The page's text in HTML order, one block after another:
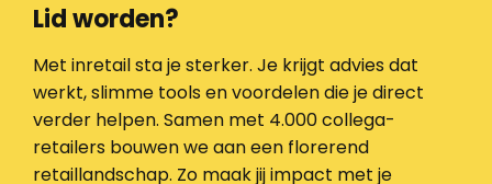
Lid worden?
Met inretail sta je sterker. Je krijgt advies dat
werkt, slimme tools en voordelen die je direct
verder helpen. Samen met 4.000 collega-
retailers bouwen we aan een florerend
retaillandschap. Zo maak jij impact met je